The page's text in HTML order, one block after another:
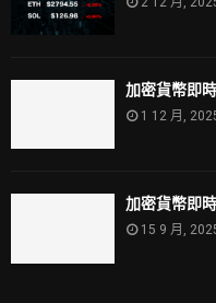
加密貨幣即
1 12 月,
加密貨幣即
15 9 月,